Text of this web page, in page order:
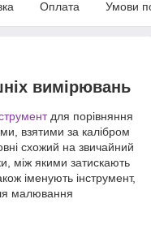
Оплата Умови
вимірювань
для порівняння
взятими за калібром
схожий на звичайний
між якими затискають
іменують інструмент,
малювання